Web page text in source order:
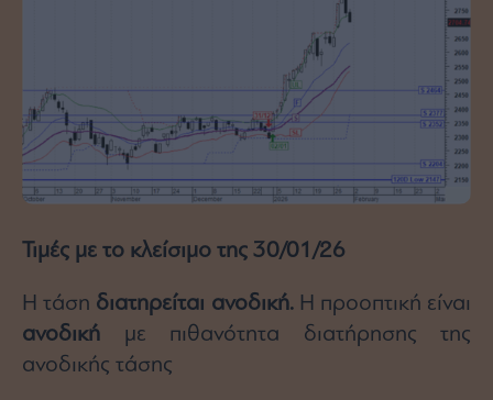
Τιμές με το κλείσιμο της 30/01/26
Η τάση διατηρείται ανοδική. Η προοπτική είναι
ανοδική με πιθανότητα διατήρησης της
ανοδικής τάσης